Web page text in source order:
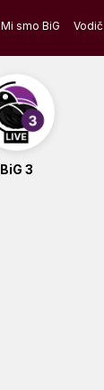
Mi smo BiG
BiG 3